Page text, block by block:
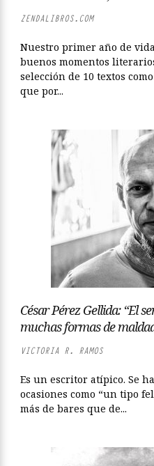
ZENDALIBROS.COM
Nuestro primer año de
buenos momentos
selección de 10 textos
que por...
César Pérez Gellida: “El
muchas formas de
VICTORIA R. RAMOS
Es un escritor atípico. Se
ocasiones como “un tipo
más de bares que de...